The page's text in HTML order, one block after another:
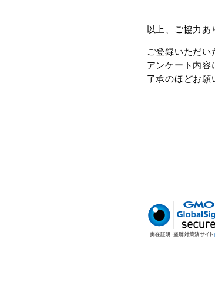
以上、ご協力あ
ご登録いただ
アンケート内
了承のほどお願